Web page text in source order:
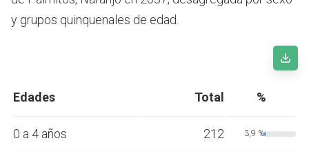
y grupos quinquenales de edad.
Edades Total %
0 a 4 años 212 3,9 %